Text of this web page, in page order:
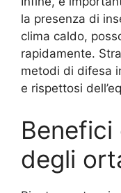
la presenza di
clima caldo,
rapidamente.
metodi di difesa
e rispettosi
Benefici
degli